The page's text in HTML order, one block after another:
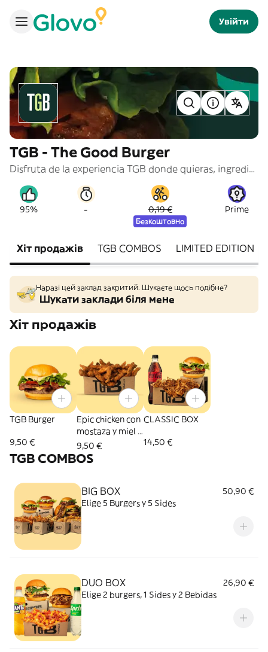
Увійти
TGB - The Good Burger
Disfruta de la experiencia TGB donde quieras, ingredientes frescos y naturales ahora con nuestras burgers más grandes y con la calidad de siempre ¡Vamos con todo!
95% - 0,19 €
Безкоштовно
Prime
Хіт продажів TGB COMBOS LIMITED EDITION
Наразі цей заклад закритий. Шукаєте щось подібне?
Шукати заклади біля мене
Хіт продажів
TGB Burger
9,50 €
Epic chicken con
mostaza y miel -
Medianos
9,50 €
CLASSIC BOX
14,50 €
TGB COMBOS
BIG BOX
50,90 €
Elige 5 Burgers y 5 Sides
DUO BOX
26,90 €
Elige 2 burgers, 1 Sides y 2 Bebidas